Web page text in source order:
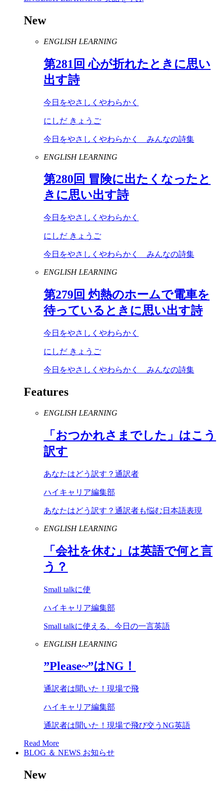
New
ENGLISH LEARNING
第281 回 心が折れたときに思い
出す詩
今日をやさしくやわらかく
にしだ きょうご
今日をやさしくやわらかく みんなの詩集
ENGLISH LEARNING
第280回 冒険に出たくなったと
きに思い出す詩
今日をやさしくやわらかく
にしだ きょうご
今日をやさしくやわらかく みんなの詩集
ENGLISH LEARNING
第279回 灼熱のホームで電車を
待っているときに思い出す詩
今日をやさしくやわらかく
にしだ きょうご
今日をやさしくやわらかく みんなの詩集
Features
ENGLISH LEARNING
「おつかれさまでした」はこう
訳す
あなたはどう訳す？通訳者
ハイキャリア編集部
あなたはどう訳す？通訳者も悩む日本語表現
ENGLISH LEARNING
「会社を休む」は英語で何と言
う？
Small talkに使
ハイキャリア編集部
Small talkに使える、今日の一言英語
ENGLISH LEARNING
”Please~”はNG ！
通訳者は聞いた！現場で飛
ハイキャリア編集部
通訳者は聞いた！現場で飛び交うNG英語
Read More
BLOG ＆ NEWS お知らせ
New